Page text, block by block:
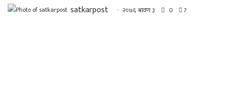
satkarpost २०७६ श्रावण ३ 0 7